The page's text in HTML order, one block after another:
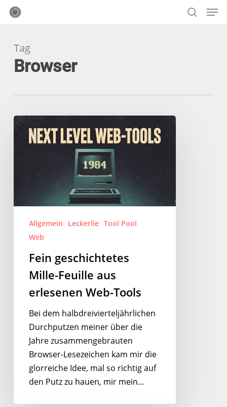
Skip
content
Tag
Browser
Fein
geschichtetes
Mille-
Web-
Allgemein Leckerlie Tool Pool
Web
Fein geschichtetes
Mille-Feuille aus
erlesenen Web-Tools
Bei dem halbdreivierteljährlichen
Durchputzen meiner über die
Jahre zusammengebrauten
Browser-Lesezeichen kam mir die
glorreiche Idee, mal so richtig auf
den Putz zu hauen, mir mein…
Menu